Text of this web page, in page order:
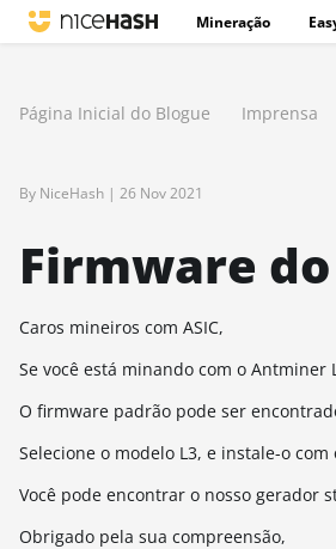
Mineração
Página Inicial do Blogue Imprensa
By NiceHash | 26 Nov 2021
Firmware
Caros mineiros com ASIC,
Se você está minando com o
O firmware padrão pode ser
Selecione o modelo L3, e instale-o
Você pode encontrar o nosso gerador
Obrigado pela sua compreensão,